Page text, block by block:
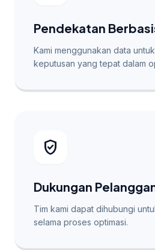
Pendekatan
Kami menggunakan data
keputusan yang tepat dalam
verified_user
Dukungan
Tim kami dapat dihubungi
selama proses optimasi.